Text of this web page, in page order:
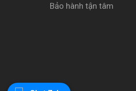
Bảo hành tận tâm